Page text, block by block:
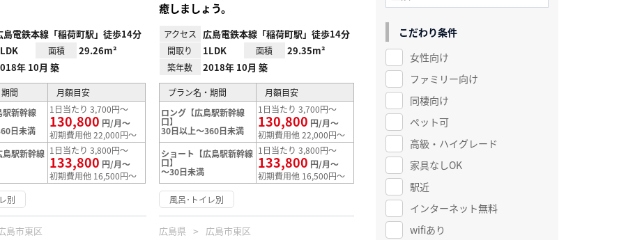
島電鉄本線「稲荷町駅」徒歩14分
面積 29.26m²
年 10月 築
間
月額目安
駅新幹線
日未満
1日当たり 3,700円～
130,800 円/月～
初期費用他 22,000円～
島駅新幹線 1日当たり 3,800円～
133,800 円/月～
初期費用他 16,500円～
別
島市東区
癒しましょう。
アクセス 広島電鉄本線「稲荷町駅」徒歩14分
間取り 1LDK 面積 29.35m²
築年数 2018年 10月 築
プラン名・期間
月額目安
ロング【広島駅新幹線
口】
30日以上～360日未満
1日当たり 3,700円～
130,800 円/月～
初期費用他 22,000円～
ショート【広島駅新幹線
口】
～30日未満
1日当たり 3,800円～
133,800 円/月～
初期費用他 16,500円～
風呂･トイレ別
広島県 広島市東区
こだわり条件
女性向け
ファミリー向け
同棲向け
ペット可
高級・ハイグレード
家具なしOK
駅近
インターネット無料
wifiあり